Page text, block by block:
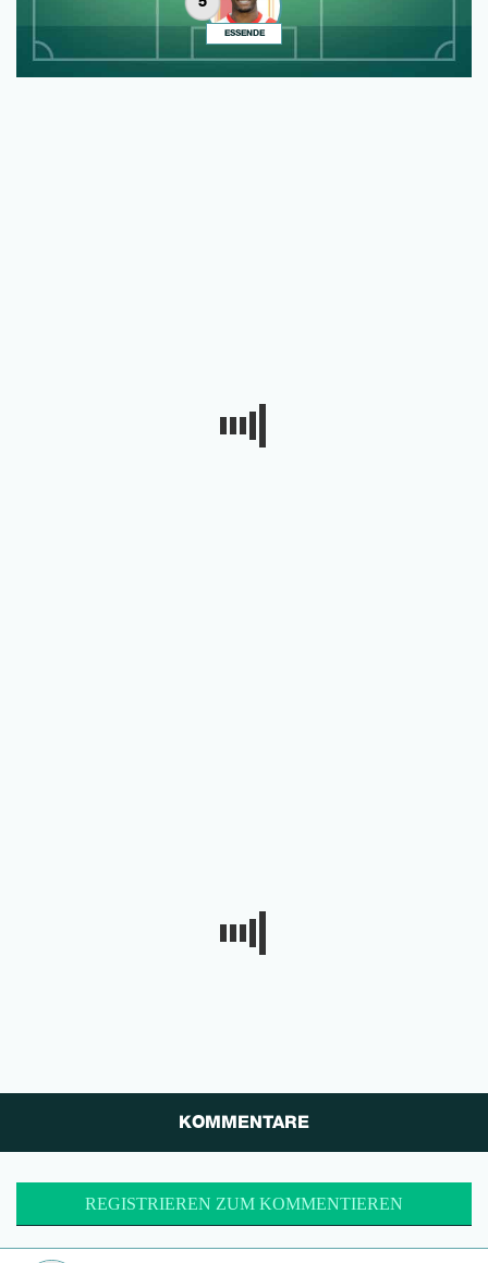
5
ESSENDE
KOMMENTARE
REGISTRIEREN ZUM KOMMENTIEREN